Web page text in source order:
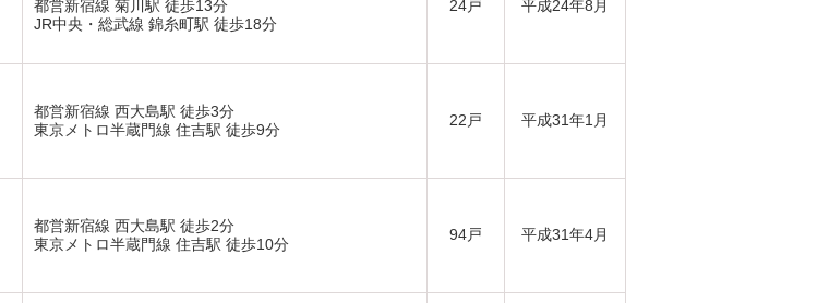
都営新宿線 菊川駅 徒歩13分
JR中央・総武線 錦糸町駅 徒歩18分
24戸 平成24年8月
都営新宿線 西大島駅 徒歩3分
東京メトロ半蔵門線 住吉駅 徒歩9分
22戸 平成31年1月
都営新宿線 西大島駅 徒歩2分
東京メトロ半蔵門線 住吉駅 徒歩10分
94戸 平成31年4月